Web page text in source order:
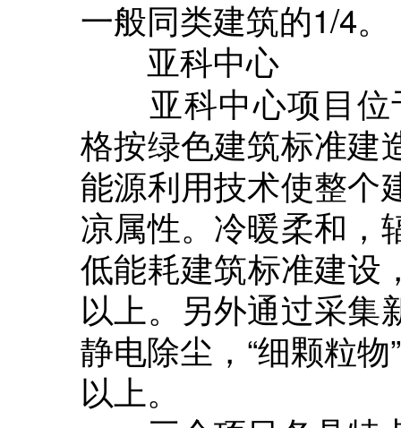
一般同类建筑的1/4。
亚科中心
亚科中心项目位
格按绿色建筑标准建
能源利用技术使整个
凉属性。冷暖柔和，
低能耗建筑标准建设
以上。另外通过采集
静电除尘，“细颗粒
以上。